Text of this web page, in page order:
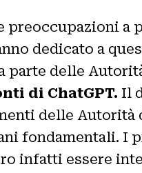
preoccupazioni a
dedicato a
parte delle
di ChatGPT. Il
delle Autorità
fondamentali. I
infatti essere